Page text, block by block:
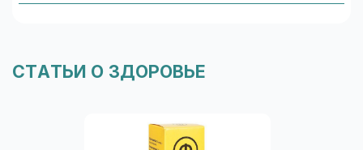
проконсультируйтесь со специалистом.
СТАТЬИ О ЗДОРОВЬЕ